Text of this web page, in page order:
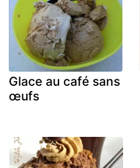
Glace au café sans
œufs